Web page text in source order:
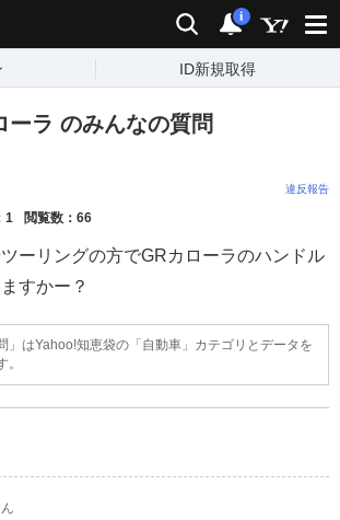
検索 通知
i
ID新規取得
ーラ のみんなの質問
違反報告
1 閲覧数： 66
ーリングの方でGRカローラのハンドル
すかー？
」はYahoo!知恵袋の「自動車」カテゴリとデータを